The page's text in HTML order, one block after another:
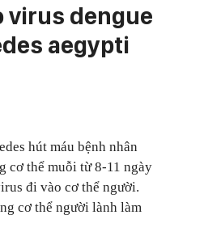
virus dengue
aegypti
hút máu bệnh nhân
cơ thể muỗi từ 8-11 ngày
đi vào cơ thể người.
cơ thể người lành làm